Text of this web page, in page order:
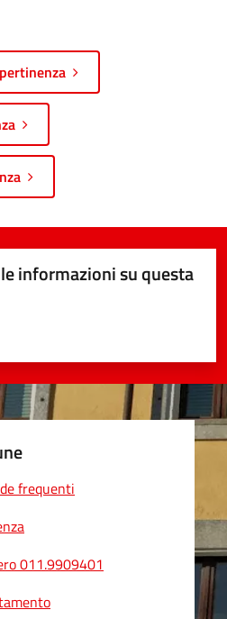
informazioni su questa
su 5
su 5
frequenti
011.9909401